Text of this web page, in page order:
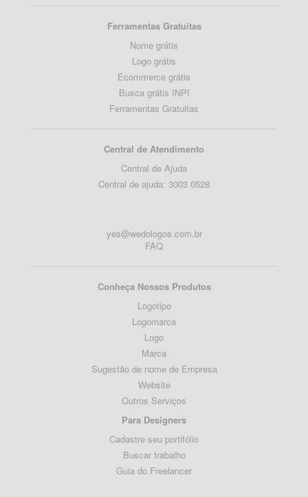
Ferramentas Gratuitas
Nome grátis
Logo grátis
Ecommerce grátis
Busca grátis INPI
Ferramentas Gratuitas
Central de Atendimento
Central de Ajuda
Central de ajuda: 3003 0528
yes@wedologos.com.br
FAQ
Conheça Nossos Produtos
Logotipo
Logomarca
Logo
Marca
Sugestão de nome de Empresa
Website
Outros Serviços
Para Designers
Cadastre seu portifólio
Buscar trabalho
Guia do Freelancer